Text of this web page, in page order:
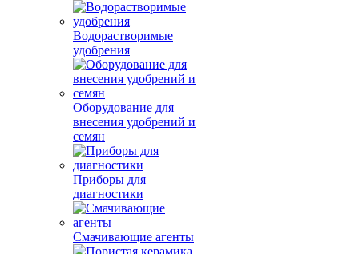
Водорастворимые
удобрения
Оборудование для
внесения удобрений и
семян
Приборы для
диагностики
Смачивающие агенты